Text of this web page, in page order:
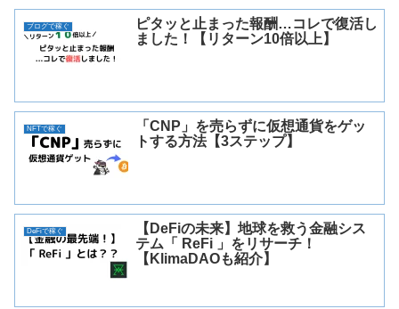
ブログで稼ぐ
ピタッと止まった報酬…コレで復活し
ました！【リターン10倍以上】
NFTで稼ぐ
「CNP」を売らずに仮想通貨をゲッ
トする方法【3ステップ】
DeFiで稼ぐ
【DeFiの未来】地球を救う金融シス
テム「 ReFi 」をリサーチ！
【KlimaDAOも紹介】